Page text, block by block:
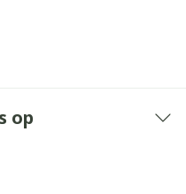
op